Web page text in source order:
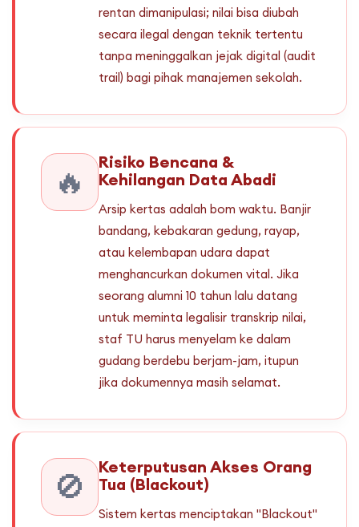
rentan dimanipulasi; nilai bisa diubah
secara ilegal dengan teknik tertentu
tanpa meninggalkan jejak digital (audit
trail) bagi pihak manajemen sekolah.
🔥
Risiko Bencana &
Kehilangan Data Abadi
Arsip kertas adalah bom waktu. Banjir
bandang, kebakaran gedung, rayap,
atau kelembapan udara dapat
menghancurkan dokumen vital. Jika
seorang alumni 10 tahun lalu datang
untuk meminta legalisir transkrip nilai,
staf TU harus menyelam ke dalam
gudang berdebu berjam-jam, itupun
jika dokumennya masih selamat.
🚫
Keterputusan Akses Orang
Tua (Blackout)
Sistem kertas menciptakan "Blackout"